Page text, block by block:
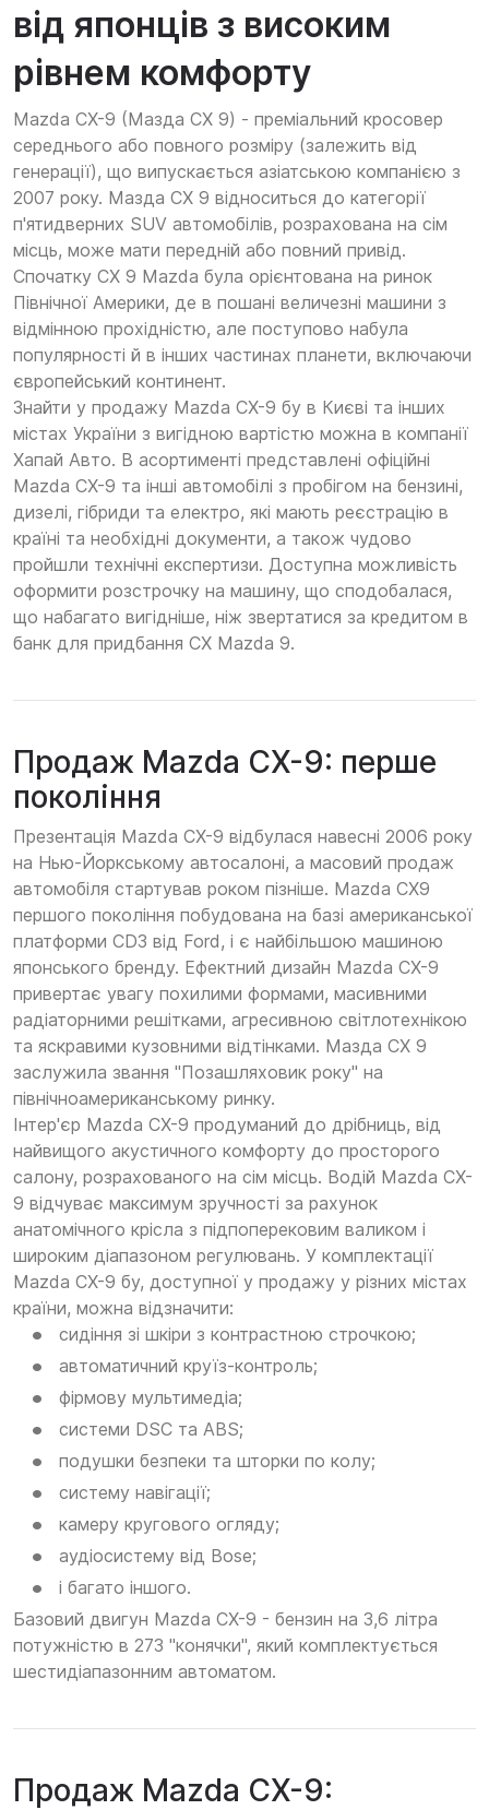
від японців з високим
рівнем комфорту
Mazda CX-9 (Мазда СХ 9) - преміальний кросовер
середнього або повного розміру (залежить від
генерації), що випускається азіатською компанією з
2007 року. Мазда СХ 9 відноситься до категорії
п'ятидверних SUV автомобілів, розрахована на сім
місць, може мати передній або повний привід.
Спочатку СХ 9 Mazda була орієнтована на ринок
Північної Америки, де в пошані величезні машини з
відмінною прохідністю, але поступово набула
популярності й в інших частинах планети, включаючи
європейський континент.
Знайти у продажу Mazda CX-9 бу в Києві та інших
містах України з вигідною вартістю можна в компанії
Хапай Авто. В асортименті представлені офіційні
Mazda CX-9 та інші автомобілі з пробігом на бензині,
дизелі, гібриди та електро, які мають реєстрацію в
країні та необхідні документи, а також чудово
пройшли технічні експертизи. Доступна можливість
оформити розстрочку на машину, що сподобалася,
що набагато вигідніше, ніж звертатися за кредитом в
банк для придбання CX Mazda 9.
Продаж Mazda CX-9: перше
покоління
Презентація Mazda CX-9 відбулася навесні 2006 року
на Нью-Йоркському автосалоні, а масовий продаж
автомобіля стартував роком пізніше. Mazda CX9
першого покоління побудована на базі американської
платформи CD3 від Ford, і є найбільшою машиною
японського бренду. Ефектний дизайн Mazda CX-9
привертає увагу похилими формами, масивними
радіаторними решітками, агресивною світлотехнікою
та яскравими кузовними відтінками. Мазда СХ 9
заслужила звання "Позашляховик року" на
північноамериканському ринку.
Інтер'єр Mazda CX-9 продуманий до дрібниць, від
найвищого акустичного комфорту до просторого
салону, розрахованого на сім місць. Водій Mazda CX-
9 відчуває максимум зручності за рахунок
анатомічного крісла з підпоперековим валиком і
широким діапазоном регулювань. У комплектації
Mazda CX-9 бу, доступної у продажу у різних містах
країни, можна відзначити:
сидіння зі шкіри з контрастною строчкою;
автоматичний круїз-контроль;
фірмову мультимедіа;
системи DSC та ABS;
подушки безпеки та шторки по колу;
систему навігації;
камеру кругового огляду;
аудіосистему від Bose;
і багато іншого.
Базовий двигун Mazda CX-9 - бензин на 3,6 літра
потужністю в 273 "конячки", який комплектується
шестидіапазонним автоматом.
Продаж Mazda CX-9: